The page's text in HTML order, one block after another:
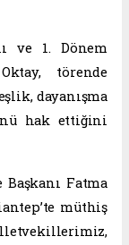
ve 1. Dönem
törende
dayanışma
hak ettiğini
Fatma
müthiş